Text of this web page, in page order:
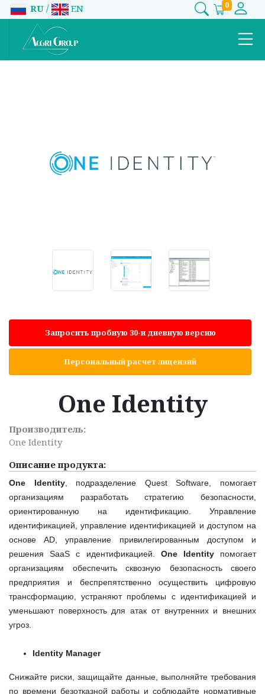
RU / EN 0
Запросить пробную 30-и дневную версию
Персональный расчет лицензий
One Identity
Производитель:
One Identity
Описание продукта:
One Identity, подразделение Quest Software, помогает
организациям разработать стратегию безопасности,
ориентированную на идентификацию. Управление
идентификацией, управление идентификацией и доступом на
основе AD, управление привилегированным доступом и
решения SaaS с идентификацией. One Identityпомогает
организациям обеспечить сквозную безопасность своего
предприятия и беспрепятственно осуществить цифровую
трансформацию, устраняют проблемы с идентификацией и
уменьшают поверхность для атак от внутренних и внешних
угроз.
Identity Manager
Снижайте риски, защищайте данные, выполняйте требования
по времени безотказной работы и соблюдайте нормативные